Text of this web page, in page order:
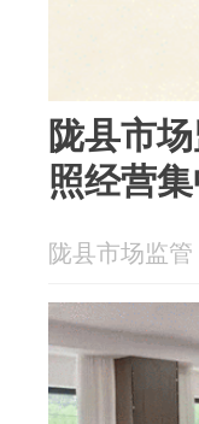
陇县市
照经营
陇县市场监